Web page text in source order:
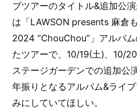
ブツアーのタイトル&追加公
は「LAWSON presents 麻倉
2024 “ChouChou”」アルバ
たツアーで、10/19(土)、10/
ステージガーデンでの追加公
年振りとなるアルバム&ライ
みにしていてほしい。